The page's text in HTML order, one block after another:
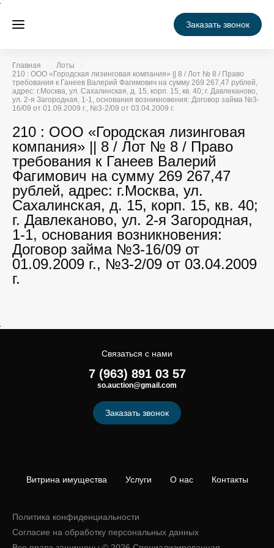
Заказать звонок
Главная
Лоты
210 : ООО «Городская лизинговая компания» || 8 / Лот № 8 / Право
требования к Ганеев Валерий Фагимович на сумму 269 267,47 рублей,
адрес: г.Москва, ул. Сахалинская, д. 15, корп. 15, кв. 40; г. Давлеканово,
ул. 2-я Загородная, 1-1, основания возникновения: Договор займа №3-
16/09 от 01.09.2009 г., №3-2/09 от 03.04.2009 г.
210 : ООО «Городская лизинговая
компания» || 8 / Лот № 8 / Право
требования к Ганеев Валерий
Фагимович на сумму 269 267,47
рублей, адрес: г.Москва, ул.
Сахалинская, д. 15, корп. 15, кв. 40;
г. Давлеканово, ул. 2-я Загородная,
1-1, основания возникновения:
Договор займа №3-16/09 от
01.09.2009 г., №3-2/09 от 03.04.2009
г.
Витрина имущества Услуги О нас Контакты
Политика конфиденциальности
Согласие на обработку персональных данных
Связаться с нами
7 (963) 891 03 57
so.auction@gmail.com
Заказать звонок